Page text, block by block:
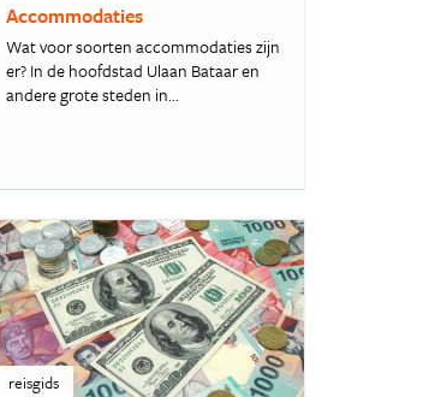
Accommodaties
Wat voor soorten accommodaties zijn
er? In de hoofdstad Ulaan Bataar en
andere grote steden in...
reisgids